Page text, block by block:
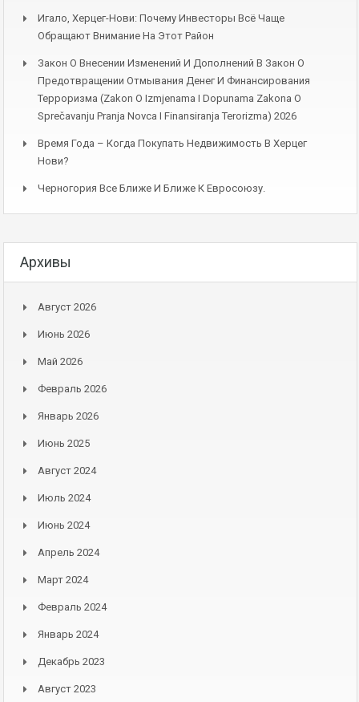
Игало, Херцег-Нови: Почему Инвесторы Всё Чаще
Обращают Внимание На Этот Район
Закон О Внесении Изменений И Дополнений В Закон О
Предотвращении Отмывания Денег И Финансирования
Терроризма (Zakon O Izmjenama I Dopunama Zakona O
Sprečavanju Pranja Novca I Finansiranja Terorizma) 2026
Время Года – Когда Покупать Недвижимость В Херцег
Нови?
Черногория Все Ближе И Ближе К Евросоюзу.
Архивы
Август 2026
Июнь 2026
Май 2026
Февраль 2026
Январь 2026
Июнь 2025
Август 2024
Июль 2024
Июнь 2024
Апрель 2024
Март 2024
Февраль 2024
Январь 2024
Декабрь 2023
Август 2023